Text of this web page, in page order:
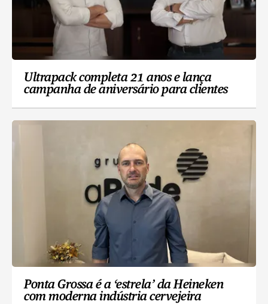
Ultrapack completa 21 anos e lança
campanha de aniversário para clientes
Ponta Grossa é a ‘estrela’ da Heineken
com moderna indústria cervejeira